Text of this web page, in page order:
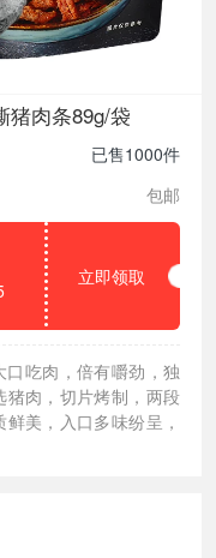
猪肉条89g/袋
已售1000件
包邮
立即领取
口吃肉，倍有嚼劲，独
猪肉，切片烤制，两段
美，入口多味纷呈，